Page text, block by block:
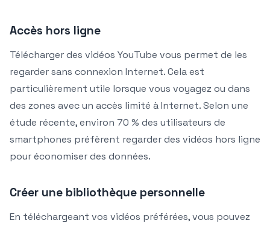
Accès hors ligne
Télécharger des vidéos YouTube vous permet de les
regarder sans connexion Internet. Cela est
particulièrement utile lorsque vous voyagez ou dans
des zones avec un accès limité à Internet. Selon une
étude récente, environ 70 % des utilisateurs de
smartphones préfèrent regarder des vidéos hors ligne
pour économiser des données.
Créer une bibliothèque personnelle
En téléchargeant vos vidéos préférées, vous pouvez